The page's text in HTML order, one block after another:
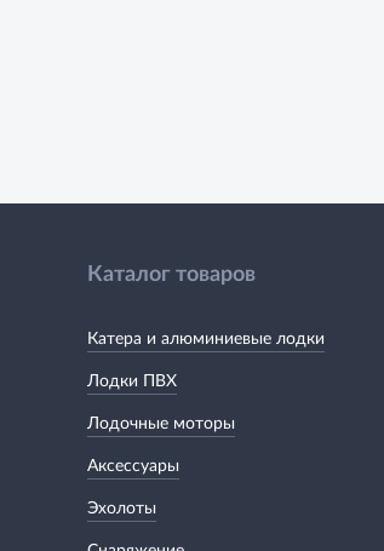
Каталог товаров
Катера и алюминиевые лодки
Лодки ПВХ
Лодочные моторы
Аксессуары
Эхолоты